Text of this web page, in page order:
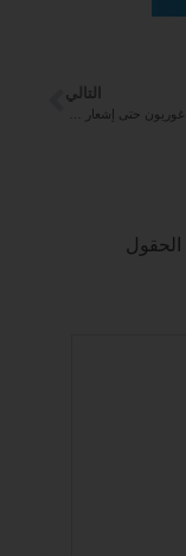
التالي
الحقول